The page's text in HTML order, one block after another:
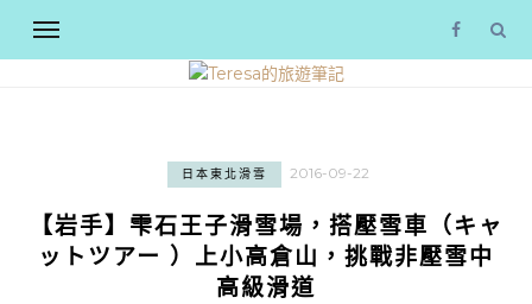
日本東北滑雪 2016-09-22
【岩手】雫石王子滑雪場，搭壓雪車（キャ
ットツアー ）上小高倉山，挑戰非壓雪中
高級滑道